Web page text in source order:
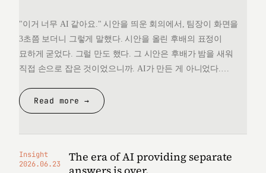
"이거 너무 AI 같아요." 시안을 띄운 회의에서, 팀장이 화면을
3초쯤 보더니 그렇게 말했다. 시안을 올린 후배의 표정이
묘하게 굳었다. 그럴 만도 했다. 그 시안은 후배가 밤을 새워
직접 손으로 잡은 것이었으니까. AI가 만든 게 아니었다.
것을 변호할 언어를 끝내 찾지 못했다. 돌아오는 길에
생각했다. 대체 "AI 같다"는…
Read more →
Insight
2026.06.23
The era of AI providing separate